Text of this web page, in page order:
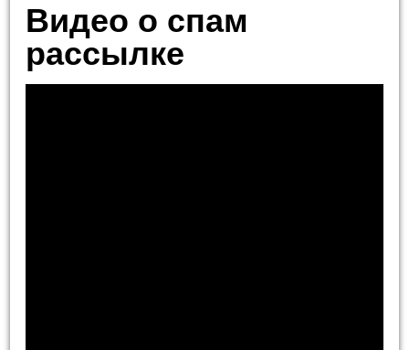
Видео о спам
рассылке